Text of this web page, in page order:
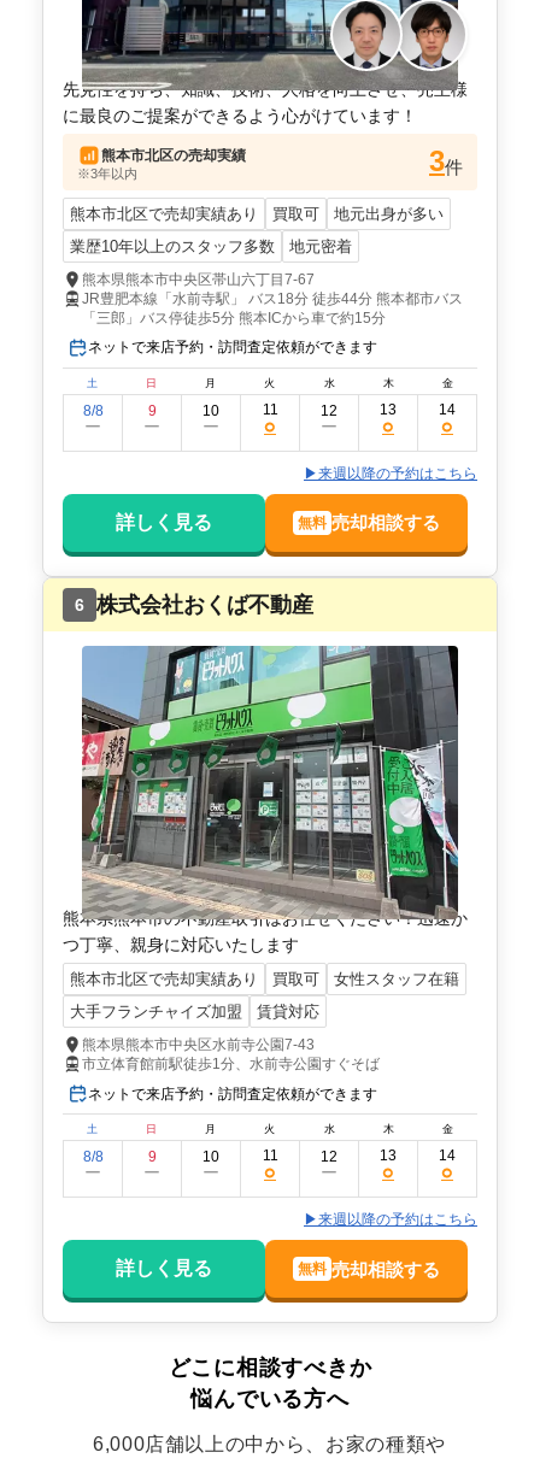
先見性を持ち、知識、技術、人格を向上させ、売主様
に最良のご提案ができるよう心がけています！
熊本市北区の売却実績
※3年以内 3件
熊本市北区で売却実績あり 買取可
地元出身が多い
業歴10年以上のスタッフ多数
地元密着
熊本県熊本市中央区帯山六丁目7-67
JR豊肥本線「水前寺駅」 バス18分 徒歩44分 熊本都市バス
「三郎」バス停徒歩5分 熊本ICから車で約15分
ネットで来店予約・訪問査定依頼ができます
土 日 月 火 水 木 金
8/8
ー
9
ー
10
ー
11
○
12
ー
13
○
14
○
▶来週以降の予約はこちら
詳しく見る 無料 売却相談する
6 株式会社おくば不動産
熊本県熊本市の不動産取引はお任せください！迅速か
つ丁寧、親身に対応いたします
熊本市北区で売却実績あり 買取可
女性スタッフ在籍
大手フランチャイズ加盟
賃貸対応
熊本県熊本市中央区水前寺公園7-43
市立体育館前駅徒歩1分、水前寺公園すぐそば
ネットで来店予約・訪問査定依頼ができます
土 日 月 火 水 木 金
8/8
ー
9
ー
10
ー
11
○
12
ー
13
○
14
○
▶来週以降の予約はこちら
詳しく見る 無料 売却相談する
どこに相談すべきか
悩んでいる方へ
6,000店舗以上の中から、お家の種類や